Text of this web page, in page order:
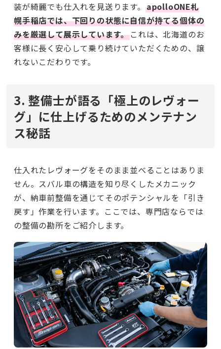
装が綺麗でも仕入れを見送ります。 apolloONE札
幌手稲店では、下回りの状態に自信が持てる個体の
みを厳選して展示しています。これは、北海道のお
客様に長く安心して乗り続けていただくための、譲
れないこだわりです。
3. 整備士が語る「極上のレヴォー
グ」に仕上げるためのメンテナン
ス秘話
仕入れたレヴォーグをそのまま並べることはありま
せん。スバル車の構造を知り尽くしたメカニック
が、納車前整備を通じてそのポテンシャルを「引き
戻す」作業を行います。ここでは、専門店ならでは
の整備の勘所をご紹介します。